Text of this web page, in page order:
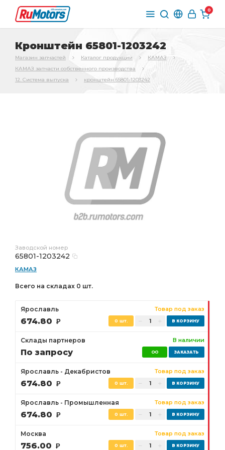
0
Кронштейн 65801-1203242
Магазин запчастей Каталог продукции
КАМАЗ
КАМАЗ запчасти собственного производства
12. Система выпуска
кронштейн 65801-1203242
Заводской номер
65801-1203242
КАМАЗ
Всего на складах 0 шт.
Ярославль Товар под заказ
674.80 Р 0 шт.
Склады партнеров В наличии
По запросу
Ярославль - Декабристов Товар под заказ
674.80 Р 0 шт.
Ярославль - Промышленная Товар под заказ
674.80 Р 0 шт.
Москва Товар под заказ
756.00 Р 0 шт.